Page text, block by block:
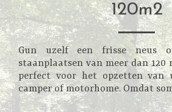
120m2
Gun uzelf een frisse neus
staanplaatsen van meer dan 120
perfect voor het opzetten van
camper of motorhome. Omdat